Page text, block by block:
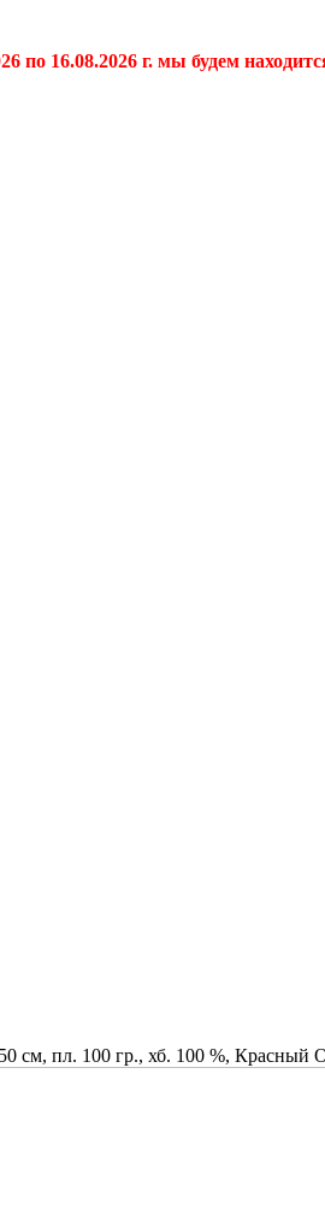
по 16.08.2026 г. мы будем
см, пл. 100 гр., хб. 100 %, Красный